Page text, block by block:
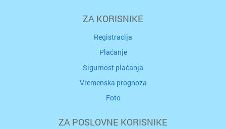
ZA KORISNIKE
Registracija
Plaćanje
Sigurnost plaćanja
Vremenska prognoza
Foto
ZA POSLOVNE KORISNIKE